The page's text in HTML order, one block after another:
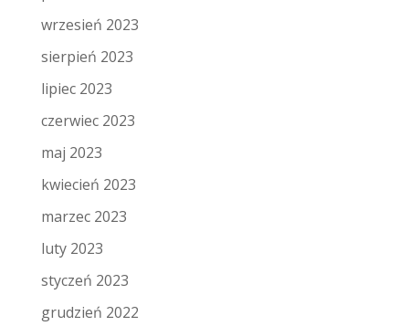
wrzesień 2023
sierpień 2023
lipiec 2023
czerwiec 2023
maj 2023
kwiecień 2023
marzec 2023
luty 2023
styczeń 2023
grudzień 2022